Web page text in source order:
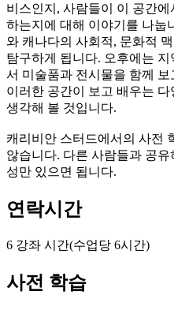
비스인지, 사람들이 이 공간
하는지에 대해 이야기를 나눕
와 캐나다의 사회적, 문화적
탐구하게 됩니다. 오후에는
서 미술품과 전시물을 함께
이러한 공간이 보고 배우는
생각해 볼 것입니다.
캐리비안 스터드에서의 사전
않습니다. 다른 사람들과 공
성만 있으면 됩니다.
연락시간
6 강좌 시간(수업당 6시간)
사전 학습